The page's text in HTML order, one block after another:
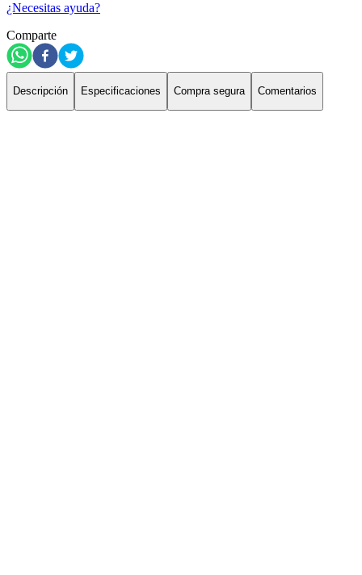
¿Necesitas ayuda?
Comparte
Descripción Especificaciones Compra segura Comentarios